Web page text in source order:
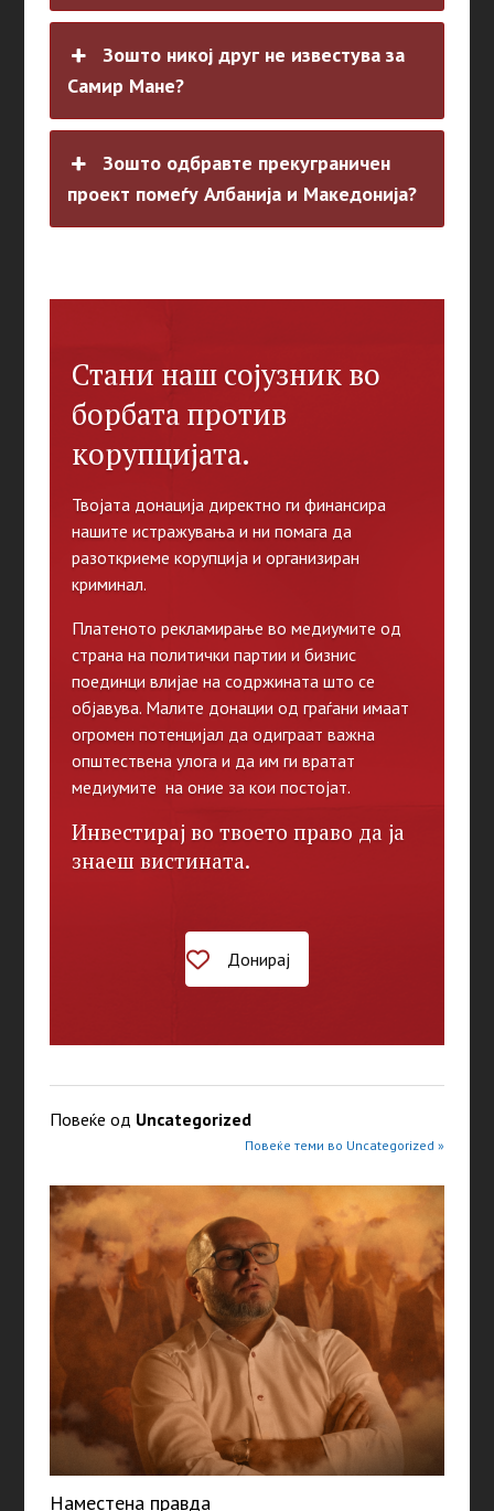
Зошто никој друг не известува за
Самир Мане?
Зошто одбравте прекуграничен
проект помеѓу Албанија и Македонија?
Стани наш сојузник во
борбата против
корупцијата.
Твојата донација директно ги финансира
нашите истражувања и ни помага да
разоткриеме корупција и организиран
криминал.
Платеното рекламирање во медиумите од
страна на политички партии и бизнис
поединци влијае на содржината што се
објавува. Малите донации од граѓани имаат
огромен потенцијал да одиграат важна
општествена улога и да им ги вратат
медиумите на оние за кои постојат.
Инвестирај во твоето право да ја
знаеш вистината.
Донирај
Повеќе од Uncategorized
Повеќе теми во Uncategorized »
Наместена правда